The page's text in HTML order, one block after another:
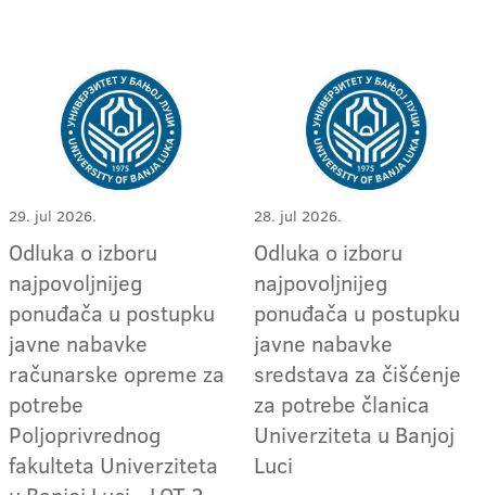
29. jul 2026.
Odluka o izboru
najpovoljnijeg
ponuđača u postupku
javne nabavke
računarske opreme za
potrebe
Poljoprivrednog
fakulteta Univerziteta
28. jul 2026.
Odluka o izboru
najpovoljnijeg
ponuđača u postupku
javne nabavke
sredstava za čišćenje
za potrebe članica
Univerziteta u Banjoj
Luci